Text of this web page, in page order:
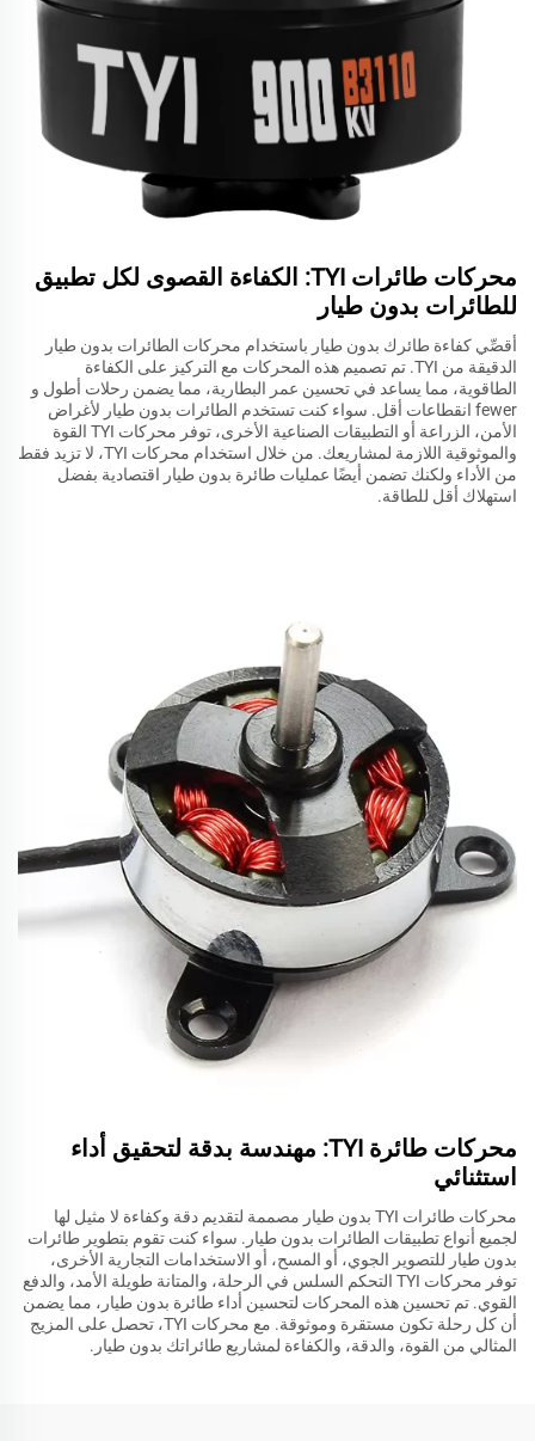
محركات طائرات TYI: الكفاءة القصوى لكل تطبيق
للطائرات بدون طيار
أقصِّي كفاءة طائرك بدون طيار باستخدام محركات الطائرات بدون طيار
الدقيقة من TYI. تم تصميم هذه المحركات مع التركيز على الكفاءة
الطاقوية، مما يساعد في تحسين عمر البطارية، مما يضمن رحلات أطول و
fewer انقطاعات أقل. سواء كنت تستخدم الطائرات بدون طيار لأغراض
الأمن، الزراعة أو التطبيقات الصناعية الأخرى، توفر محركات TYI القوة
والموثوقية اللازمة لمشاريعك. من خلال استخدام محركات TYI، لا تزيد فقط
من الأداء ولكنك تضمن أيضًا عمليات طائرة بدون طيار اقتصادية بفضل
استهلاك أقل للطاقة.
محركات طائرة TYI: مهندسة بدقة لتحقيق أداء
استثنائي
محركات طائرات TYI بدون طيار مصممة لتقديم دقة وكفاءة لا مثيل لها
لجميع أنواع تطبيقات الطائرات بدون طيار. سواء كنت تقوم بتطوير طائرات
بدون طيار للتصوير الجوي، أو المسح، أو الاستخدامات التجارية الأخرى،
توفر محركات TYI التحكم السلس في الرحلة، والمتانة طويلة الأمد، والدفع
القوي. تم تحسين هذه المحركات لتحسين أداء طائرة بدون طيار، مما يضمن
أن كل رحلة تكون مستقرة وموثوقة. مع محركات TYI، تحصل على المزيج
المثالي من القوة، والدقة، والكفاءة لمشاريع طائراتك بدون طيار.